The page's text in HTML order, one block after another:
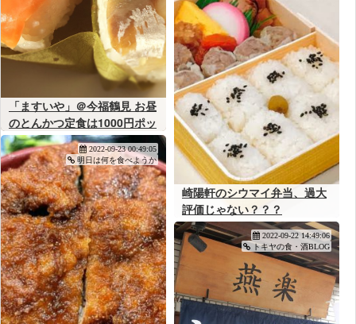
「ますいや」＠今福鶴見 お昼
のとんかつ定食は1000円ポッ
キリ！
崎陽軒のシウマイ弁当、過大
評価じゃない？？？
2022-09-23 00:49:05
明日は何を食べようか
2022-09-22 14:49:06
トキヤの食・酒BLOG